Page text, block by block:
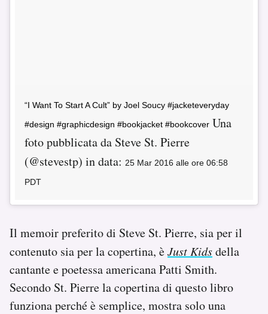
“I Want To Start A Cult” by Joel Soucy #jacketeveryday
#design #graphicdesign #bookjacket #bookcover Una
foto pubblicata da Steve St. Pierre
(@stevestp) in data: 25 Mar 2016 alle ore 06:58
PDT
Il memoir preferito di Steve St. Pierre, sia per il
contenuto sia per la copertina, èJust Kidsdella
cantante e poetessa americana Patti Smith.
Secondo St. Pierre la copertina di questo libro
funziona perché è semplice, mostra solo una